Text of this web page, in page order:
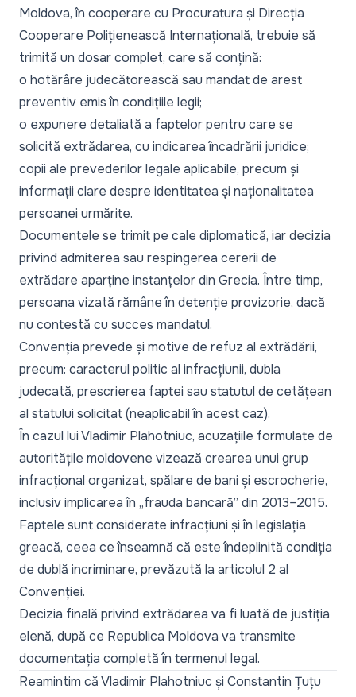
Moldova, în cooperare cu Procuratura și Direcția
Cooperare Polițienească Internațională, trebuie să
trimită un dosar complet, care să conțină:
o hotărâre judecătorească sau mandat de arest
preventiv emis în condițiile legii;
o expunere detaliată a faptelor pentru care se
solicită extrădarea, cu indicarea încadrării juridice;
copii ale prevederilor legale aplicabile, precum și
informații clare despre identitatea și naționalitatea
persoanei urmărite.
Documentele se trimit pe cale diplomatică, iar decizia
privind admiterea sau respingerea cererii de
extrădare aparține instanțelor din Grecia. Între timp,
persoana vizată rămâne în detenție provizorie, dacă
nu contestă cu succes mandatul.
Convenția prevede și motive de refuz al extrădării,
precum: caracterul politic al infracțiunii, dubla
judecată, prescrierea faptei sau statutul de cetățean
al statului solicitat (neaplicabil în acest caz).
În cazul lui Vladimir Plahotniuc, acuzațiile formulate de
autoritățile moldovene vizează crearea unui grup
infracțional organizat, spălare de bani și escrocherie,
inclusiv implicarea în „frauda bancară” din 2013–2015.
Faptele sunt considerate infracțiuni și în legislația
greacă, ceea ce înseamnă că este îndeplinită condiția
de dublă incriminare, prevăzută la articolul 2 al
Convenției.
Decizia finală privind extrădarea va fi luată de justiția
elenă, după ce Republica Moldova va transmite
documentația completă în termenul legal.
Reamintim căVladimir Plahotniuc și Constantin Țuțu